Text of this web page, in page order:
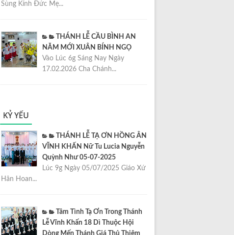
Sùng Kính Đức Mẹ...
THÁNH LỄ CẦU BÌNH AN
NĂM MỚI XUÂN BÍNH NGỌ
Vào Lúc 6g Sáng Nay Ngày
17.02.2026 Cha Chánh...
KỶ YẾU
THÁNH LỄ TẠ ƠN HỒNG ÂN
VĨNH KHẤN Nữ Tu Lucia Nguyễn
Quỳnh Như 05-07-2025
Lúc 9g Ngày 05/07/2025 Giáo Xứ
Hân Hoan...
Tâm Tình Tạ Ơn Trong Thánh
Lễ Vĩnh Khấn 18 Dì Thuộc Hội
Dòng Mến Thánh Giá Thủ Thiêm